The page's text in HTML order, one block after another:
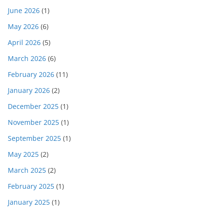
June 2026 (1)
May 2026 (6)
April 2026 (5)
March 2026 (6)
February 2026 (11)
January 2026 (2)
December 2025 (1)
November 2025 (1)
September 2025 (1)
May 2025 (2)
March 2025 (2)
February 2025 (1)
January 2025 (1)